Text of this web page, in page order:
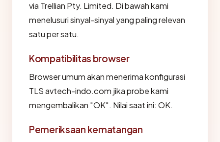
via Trellian Pty. Limited. Di bawah kami
menelusuri sinyal-sinyal yang paling relevan
satu per satu.
Kompatibilitas browser
Browser umum akan menerima konfigurasi
TLS avtech-indo.com jika probe kami
mengembalikan "OK". Nilai saat ini: OK.
Pemeriksaan kematangan